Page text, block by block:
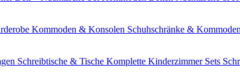
Kommoden & Konsolen Schuhschränke & Kommoden
Schreibtische & Tische Komplette Kinderzimmer Sets